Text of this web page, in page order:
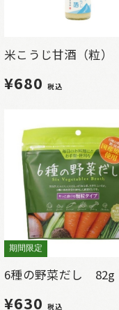
米こうじ甘酒（粒）
¥680税込
期間限定
6種の野菜だし 82g
¥630税込